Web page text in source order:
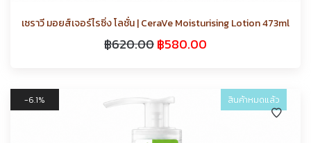
เซราวี มอยส์เจอร์ไรซิ่ง โลชั่น | CeraVe Moisturising Lotion 473ml
฿620.00฿580.00
6.1% สินค้าหมดแล้ว